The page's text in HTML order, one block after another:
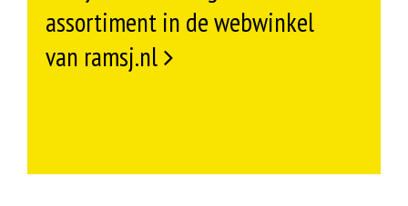
assortiment in de webwinkel
van ramsj.nl